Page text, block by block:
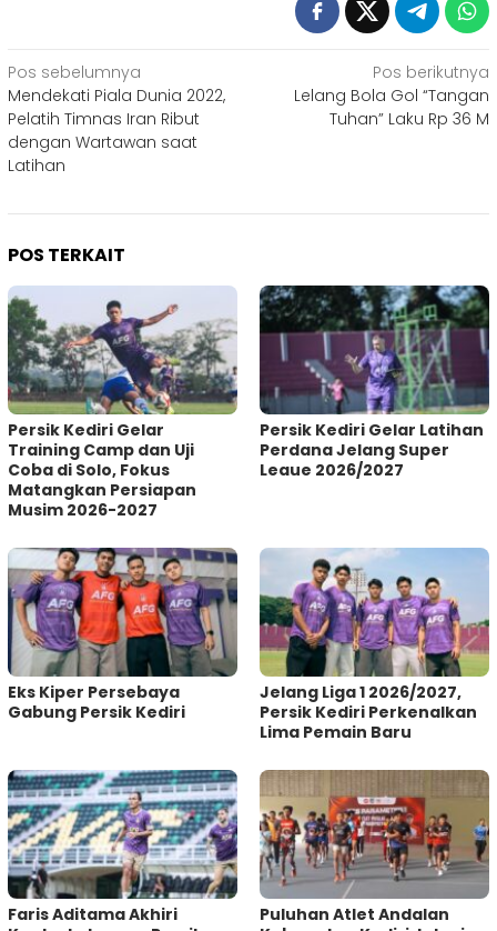
Navigasi
pos
Pos sebelumnya
Mendekati Piala Dunia 2022,
Pelatih Timnas Iran Ribut
dengan Wartawan saat
Latihan
Pos berikutnya
Lelang Bola Gol “Tangan
Tuhan” Laku Rp 36 M
POS TERKAIT
Persik Kediri Gelar
Training Camp dan Uji
Coba di Solo, Fokus
Matangkan Persiapan
Musim 2026-2027
Persik Kediri Gelar Latihan
Perdana Jelang Super
Leaue 2026/2027
Eks Kiper Persebaya
Gabung Persik Kediri
Jelang Liga 1 2026/2027,
Persik Kediri Perkenalkan
Lima Pemain Baru
Faris Aditama Akhiri
Puluhan Atlet Andalan